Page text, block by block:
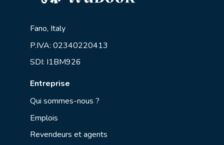
Fano, Italy
P.IVA: 02340220413
SDI: I1BM926
Entreprise
Qui sommes-nous ?
Emplois
Revendeurs et agents